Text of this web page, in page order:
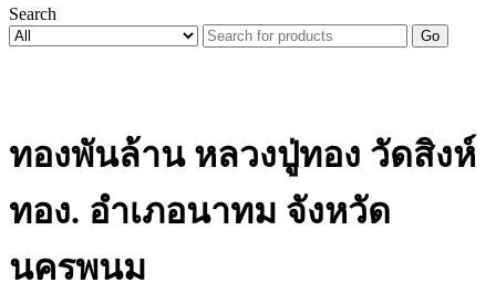
Search
Go
ทองพันล้าน หลวงปู่ทอง วัดสิงห์
ทอง. อำเภอนาทม จังหวัด
นครพนม